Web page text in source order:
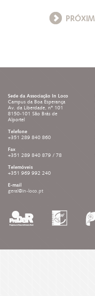
Sede da Associação In Loco
Campus da Boa Esperança
Av. da Liberdade, nº 101
8150-101 São Brás de
Alportel
Telefone
+351 289 840 860
Fax
+351 289 840 879 / 78
Telemóveis
+351 969 992 240
E-mail
geral@in-loco.pt